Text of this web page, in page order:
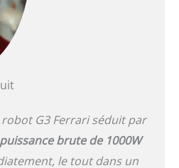
nourriture, mixeur,
spatule. Puissance : 1000
W ; alimentation AC 230 V
- 50/60 Hz
G3 Ferrari séduit par
puissance brute de 1000W
le tout dans un